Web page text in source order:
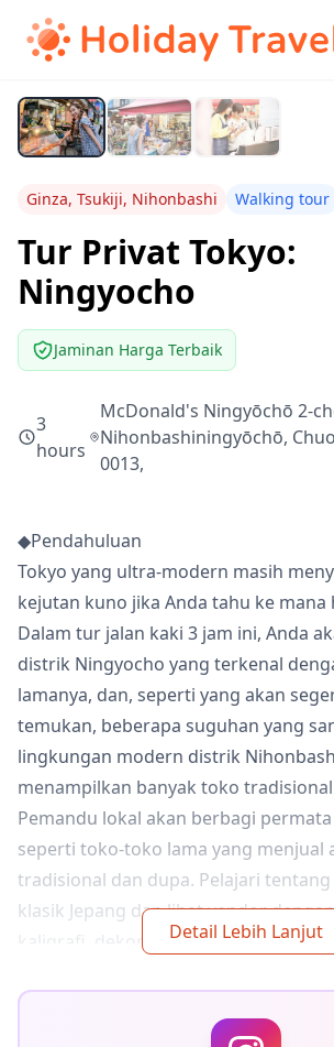
Ginza, Tsukiji, Nihonbashi Walking tour
Tur Privat Tokyo:
Ningyocho
Jaminan Harga Terbaik
3
hours
McDonald's Ningyōchō 2-
Nihonbashiningyōchō,
0013,
◆Pendahuluan
Tokyo yang ultra-modern masih
kejutan kuno jika Anda tahu ke mana
Dalam tur jalan kaki 3 jam ini, Anda
distrik Ningyocho yang terkenal
lamanya, dan, seperti yang akan
temukan, beberapa suguhan yang
lingkungan modern distrik
menampilkan banyak toko tradisional
Pemandu lokal akan berbagi
seperti toko-toko lama yang menjual
tradisional dan dupa. Pelajari
klasik Jepang dan lihat vendor
kaligrafi, dekorasi daun emas, dan
era sebelumnya yang mudah
menemukan tempat-tempat yang
Detail Lebih Lanjut